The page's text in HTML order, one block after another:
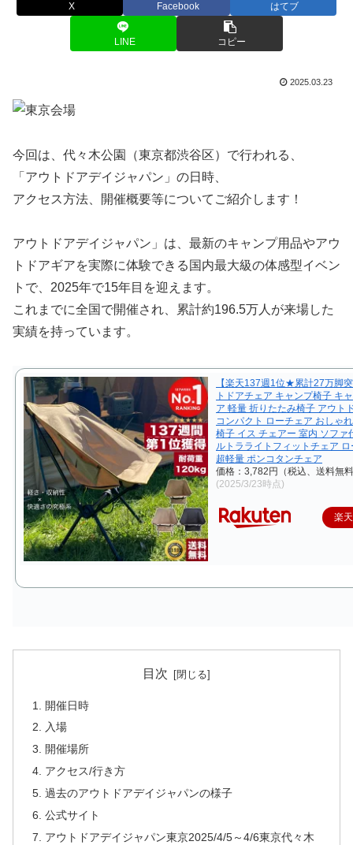
X Facebook はてブ
LINE コピー
2025.03.23
今回は、代々木公園（東京都渋谷区）で行われる、
「アウトドアデイジャパン」の日時、
アクセス方法、開催概要等についてご紹介します！
アウトドアデイジャパン」は、最新のキャンプ用品やアウ
トドアギアを実際に体験できる国内最大級の体感型イベン
トで、2025年で15年目を迎えます。
これまでに全国で開催され、累計約196.5万人が来場した
実績を持っています。
【楽天137週1位★累計27万脚
トドアチェア キャンプ椅子 キ
ア 軽量 折りたたみ椅子 アウト
コンパクト ローチェア おしゃ
椅子 イス チェアー 室内 ソファ
ルトラライトフィットチェア
超軽量 ポンコタンチェア
価格：3,782円（税込、送料無
(2025/3/23時点)
楽
目次
開催日時
入場
開催場所
アクセス/行き方
過去のアウトドアデイジャパンの様子
公式サイト
アウトドアデイジャパン東京2025/4/5～4/6東京代々木